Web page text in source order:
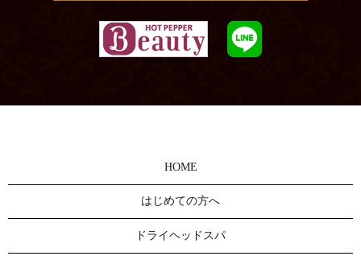
HOME
はじめての方へ
ドライヘッドスパ